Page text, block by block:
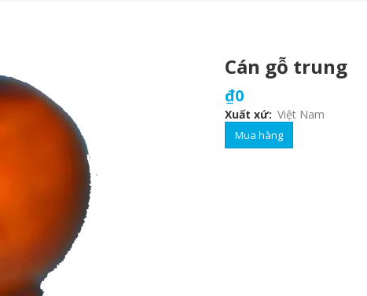
Cán gỗ trung
₫0
Xuất xứ Việt Nam
Mua hàng